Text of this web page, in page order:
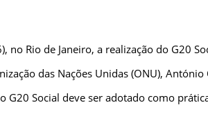
no Rio de Janeiro, a realização do G20
das Nações Unidas (ONU), António
Social deve ser adotado como